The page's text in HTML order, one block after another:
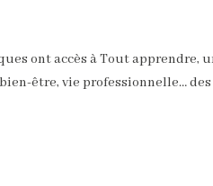
ont accès à Tout
être, vie professionnelle…